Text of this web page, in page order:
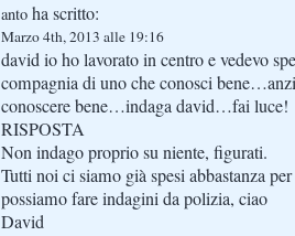
anto ha scritto:
Marzo 4th, 2013 alle 19:16
david io ho lavorato in centro e vedevo
compagnia di uno che conosci
conoscere bene…indaga david…fai luce!
RISPOSTA
Non indago proprio su niente, figurati.
Tutti noi ci siamo già spesi abbastanza
possiamo fare indagini da polizia, ciao
David